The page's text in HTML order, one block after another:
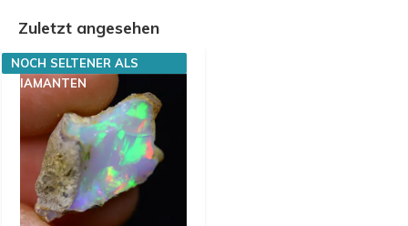
Zuletzt angesehen
NOCH SELTENER ALS
DIAMANTEN